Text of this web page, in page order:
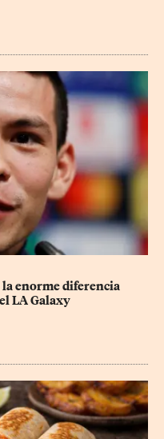
la enorme diferencia
LA Galaxy